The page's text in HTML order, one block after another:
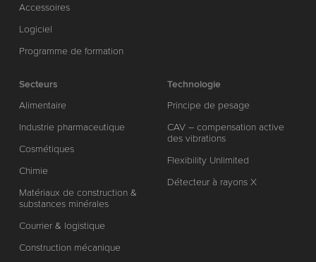
Accessoires
Logiciel
Programme de formation
Secteurs
Alimentaire
Industrie pharmaceutique
Cosmétiques
Chimie
Matériaux de construction &
substances minérales
Courrier & logistique
Construction mécanique
Technologie
Principe de pesage
CAV – compensation active
des vibrations
Flexibility Unlimited
Détecteur à rayons X